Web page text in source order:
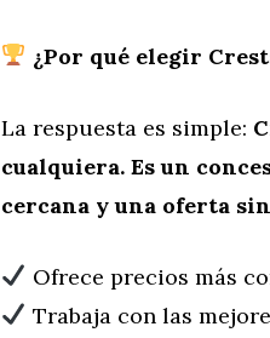
¿Por qué elegir
La respuesta es simple:
cualquiera. Es un
cercana y una oferta
Ofrece precios más
Trabaja con las